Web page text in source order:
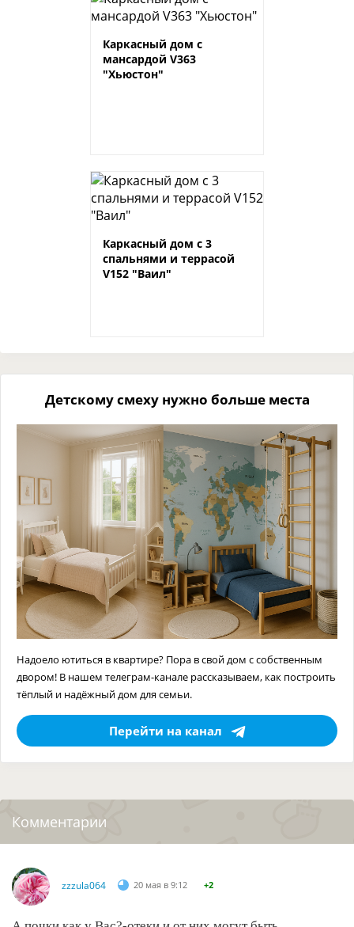
Каркасный дом с
мансардой V363
"Хьюстон"
Каркасный дом с 3
спальнями и террасой
V152 "Ваил"
Детскому смеху нужно больше места
Надоело ютиться в квартире? Пора в свой дом с собственным
двором! В нашем телеграм-канале рассказываем, как построить
тёплый и надёжный дом для семьи.
Перейти на канал
Комментарии
zzzula064 20 мая в 9:12 +2